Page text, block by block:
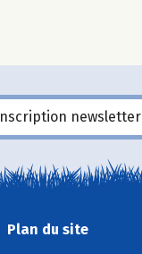
Inscription newsletter
Plan du site